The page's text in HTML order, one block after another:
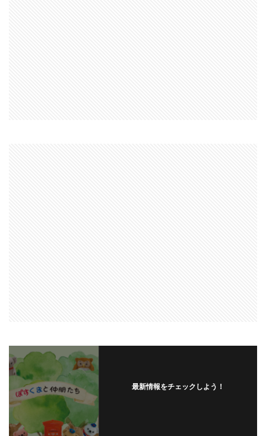
最新情報をチェックしよう！